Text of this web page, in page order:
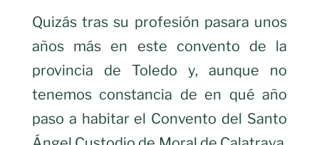
Quizás tras su profesión pasara unos
años más en este convento de la
provincia de Toledo y, aunque no
tenemos constancia de en qué año
paso a habitar el Convento del Santo